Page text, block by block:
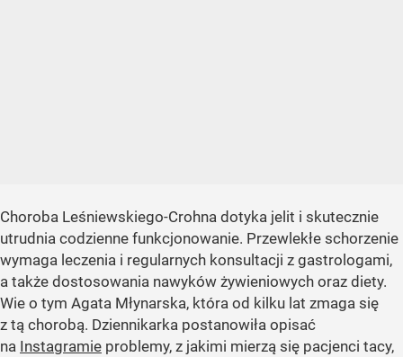
Choroba Leśniewskiego-Crohna dotyka jelit i skutecznie
utrudnia codzienne funkcjonowanie. Przewlekłe schorzenie
wymaga leczenia i regularnych konsultacji z gastrologami,
a także dostosowania nawyków żywieniowych oraz diety.
Wie o tym Agata Młynarska, która od kilku lat zmaga się
z tą chorobą. Dziennikarka postanowiła opisać
na Instagramie problemy, z jakimi mierzą się pacjenci tacy,